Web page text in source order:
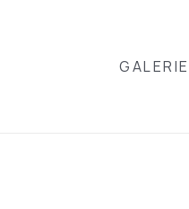
GALERIE